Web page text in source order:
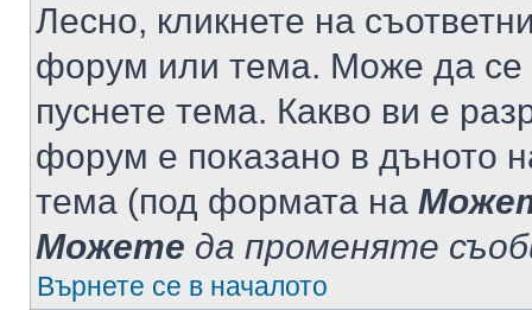
Лесно, кликнете на
форум или тема. Може да се
пуснете тема. Какво ви е
форум е показано в дъното
тема (под формата на
Можете да променяте
Върнете се в началото